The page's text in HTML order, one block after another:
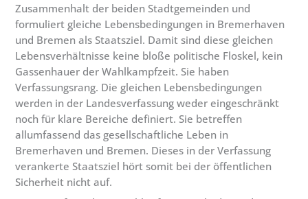
Zusammenhalt der beiden Stadtgemeinden und
formuliert gleiche Lebensbedingungen in Bremerhaven
und Bremen als Staatsziel. Damit sind diese gleichen
Lebensverhältnisse keine bloße politische Floskel, kein
Gassenhauer der Wahlkampfzeit. Sie haben
Verfassungsrang. Die gleichen Lebensbedingungen
werden in der Landesverfassung weder eingeschränkt
noch für klare Bereiche definiert. Sie betreffen
allumfassend das gesellschaftliche Leben in
Bremerhaven und Bremen. Dieses in der Verfassung
verankerte Staatsziel hört somit bei der öffentlichen
Sicherheit nicht auf.